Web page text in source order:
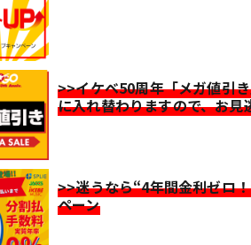
>>イケベ50周年「メガ値引
に入れ替わりますので、お見
>>迷うなら“4年間金利ゼロ
ペーン